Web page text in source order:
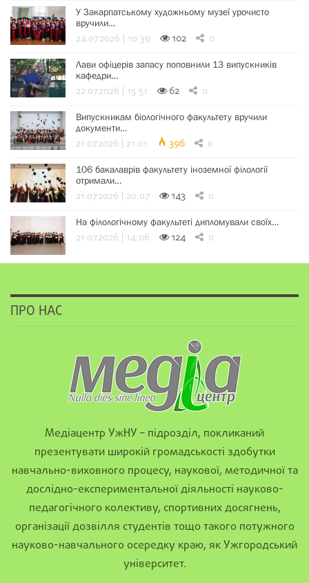
У Закарпатському художньому музеї урочисто
вручили…
24.07.2026 | 10:39 102 0
Лави офіцерів запасу поповнили 13 випускників
кафедри…
22.07.2026 | 15:51 62 0
Випускникам біологічного факультету вручили
документи…
21.07.2026 | 21:01 396 0
106 бакалаврів факультету іноземної філології
отримали…
21.07.2026 | 20:07 143 0
На філологічному факультеті дипломували своїх…
21.07.2026 | 14:06 124 0
ПРО НАС
Медіацентр УжНУ – підрозділ, покликаний
презентувати широкій громадськості здобутки
навчально-виховного процесу, наукової, методичної та
дослідно-експериментальної діяльності науково-
педагогічного колективу, спортивних досягнень,
організації дозвілля студентів тощо такого потужного
науково-навчального осередку краю, як Ужгородський
університет.